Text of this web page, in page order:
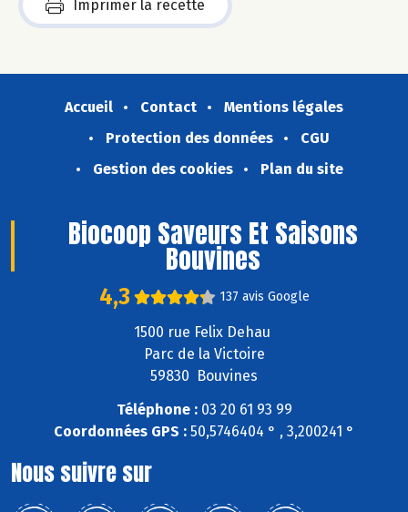
Imprimer la recette
Accueil Contact
Mentions légales
Protection des données
CGU
Gestion des cookies
Plan du site
Biocoop Saveurs Et Saisons
Bouvines
4,3 137 avis Google
1500 rue Felix Dehau
Parc de la Victoire
59830 Bouvines
Téléphone :03 20 61 93 99
Coordonnées GPS : 50,5746404 ° , 3,200241 °
Nous suivre sur